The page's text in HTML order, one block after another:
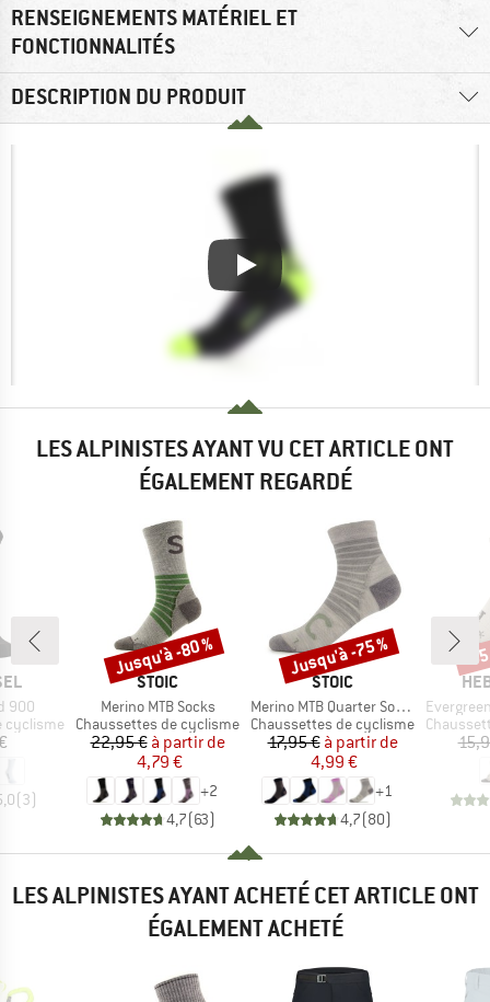
RENSEIGNEMENTS MATÉRIEL ET
FONCTIONNALITÉS
DESCRIPTION DU PRODUIT
LES ALPINISTES AYANT VU CET ARTICLE ONT
ÉGALEMENT REGARDÉ
900
cyclisme
(3)
MARQUE
STOIC
Article
Merino MTB Socks
Product group
Chaussettes de cyclisme
Prix
22,95 € Prix réduit
à partir de
4,79 €
+2
4,7(63)
Remise
Jusqu'à -80 %
MARQUE
STOIC
Article
Merino MTB Quarter Socks
Product group
Chaussettes de cyclisme
Prix
17,95 € Prix réduit
à partir de
4,99 €
+1
4,7(80)
Remise
Jusqu'à -75 %
Article
EvergreenHe.
Product
-
LES ALPINISTES AYANT ACHETÉ CET ARTICLE ONT
ÉGALEMENT ACHETÉ